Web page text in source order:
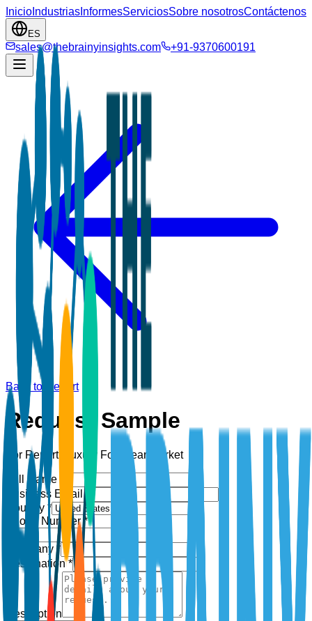
Inicio Industrias InformesServiciosSobre nosotrosContáctenos
ES
sales@thebrainyinsights.com +91-9370600191
Back to Report
Request Sample
For Report: Luxury Footwear Market
Full Name *
Business Email *
Country *
Phone Number *
Company *
Designation *
Description